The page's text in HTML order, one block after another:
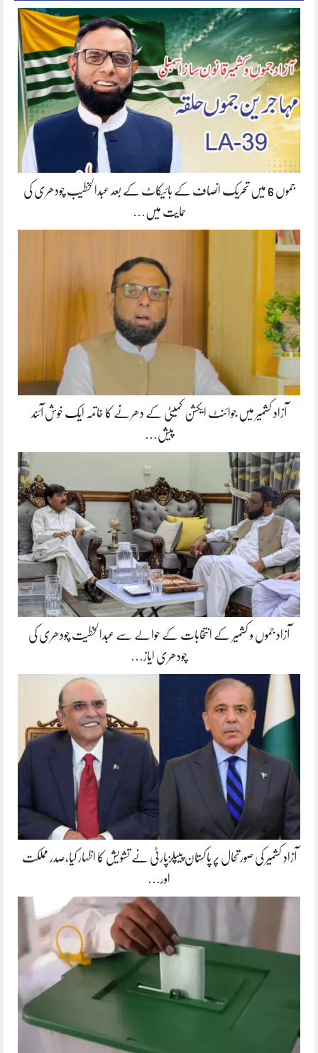
جموں 6 میں تحریک انصاف کے بائیکاٹ کے بعد عبدالخطیب چودھری کی
حمایت میں…
آزاد کشمیر میں جوائنٹ ایکشن کمیٹی کے دھرنے کا خاتمہ ایک خوش آئند
پیش…
آزاد جموں و کشمیر کے انتخابات کے حوالے سے عبدالخطیت چودھری کی
چودھری ایاز…
آزاد کشمیر کی صورتحال پر پاکستان پیپلزپارٹی نے تشویش کا اظہار کیا،صدر مملکت
اور…